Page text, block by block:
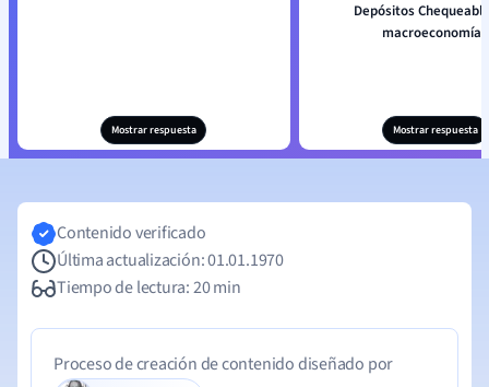
Mostrar respuesta
Depósitos
macroeconomía?
Mostrar respuesta
Contenido verificado
Última actualización: 01.01.1970
Tiempo de lectura: 20 min
Proceso de creación de contenido diseñado por